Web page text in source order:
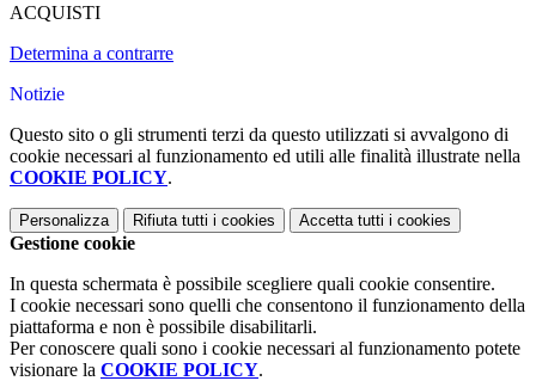
ACQUISTI
Determina a contrarre
Notizie
Questo sito o gli strumenti terzi da questo utilizzati si avvalgono di
cookie necessari al funzionamento ed utili alle finalità illustrate nella
COOKIE POLICY.
Personalizza Rifiuta tutti i cookies Accetta tutti i cookies
Gestione cookie
In questa schermata è possibile scegliere quali cookie consentire.
I cookie necessari sono quelli che consentono il funzionamento della
piattaforma e non è possibile disabilitarli.
Per conoscere quali sono i cookie necessari al funzionamento potete
visionare la COOKIE POLICY.